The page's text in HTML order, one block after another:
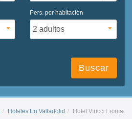
Pers. por habitación
Buscar
Hoteles En Valladolid Hotel Vincci Frontaura